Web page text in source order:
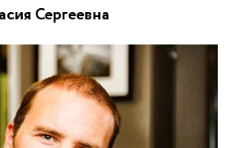
Сергеевна